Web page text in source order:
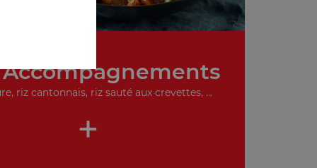
Accompagnements
riz cantonnais, riz sauté aux crevettes, ...
+